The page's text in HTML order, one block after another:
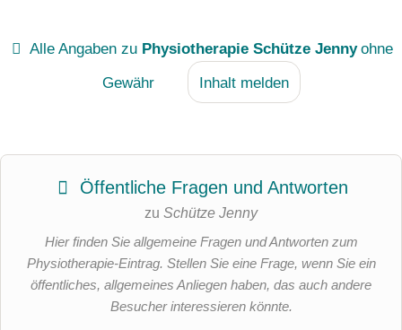
Alle Angaben zu Physiotherapie Schütze Jenny ohne
Gewähr
Inhalt melden
Öffentliche Fragen und Antworten
zu Schütze Jenny
Hier finden Sie allgemeine Fragen und Antworten zum
Physiotherapie-Eintrag. Stellen Sie eine Frage, wenn Sie ein
öffentliches, allgemeines Anliegen haben, das auch andere
Besucher interessieren könnte.